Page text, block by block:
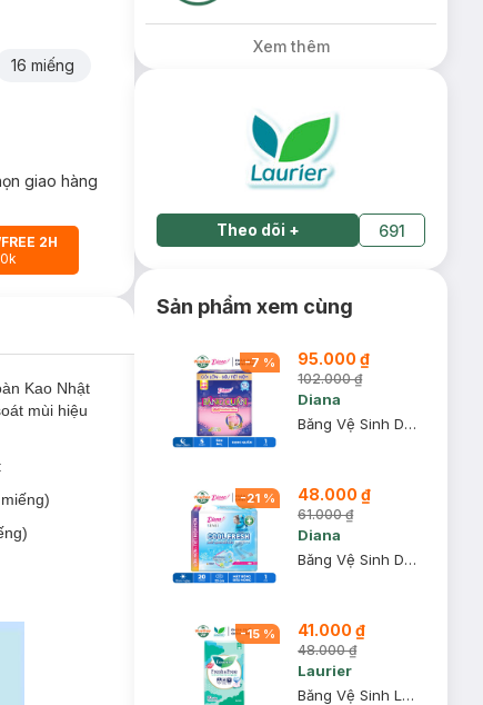
16 miếng
giao hàng
2H
Kao Nhật
mùi hiệu
Xem thêm
Theo dõi + 691
Sản phẩm xem cùng
-7 % 95.000 ₫
102.000 ₫
Diana
Băng Vệ Sinh Diana Dạng Quần Ban Đêm Size M-L 5 Chiếc/Gói
-21 % 48.000 ₫
61.000 ₫
Diana
Băng Vệ Sinh Diana Sensi Cool Fresh Mát Lạnh Siêu Mỏng Cánh 20M
-15 % 41.000 ₫
48.000 ₫
Laurier
Băng Vệ Sinh Laurier Fresh&Free Siêu Mỏng Cánh 22cm 20 Miếng